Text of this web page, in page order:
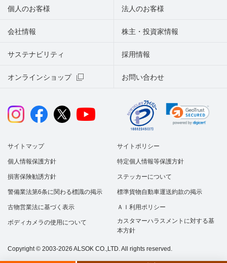
個人のお客様 法人のお客様
会社情報 株主・投資家情報
サステナビリティ
オンラインショップ お問い合わせ
採用情報
サイトマップ サイトポリシー
個人情報保護方針 特定個人情報等保護方針
損害保険勧誘方針 ステッカーについて
警備業法第6条に関わる標識の掲示 標準貨物自動車運送約款の掲示
古物営業法に基づく表示 ＡＩ利用ポリシー
ボディカメラの使用について
カスタマーハラスメントに対する基
本方針
Copyright © 2003-2026 ALSOK CO.,LTD. All rights reserved.